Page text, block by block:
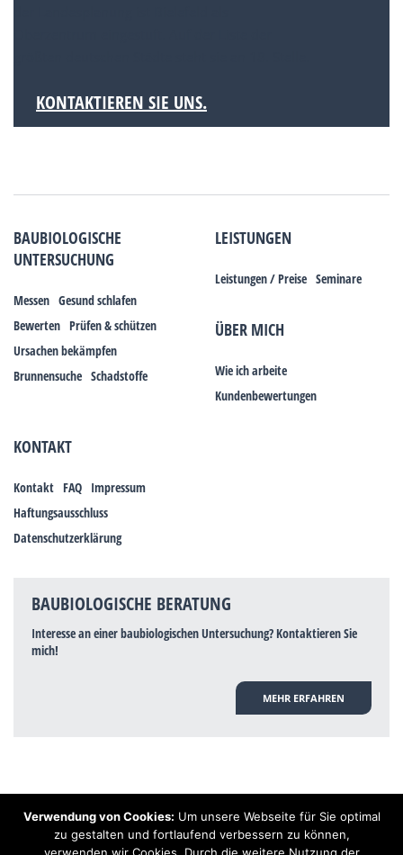
KONTAKTIEREN SIE UNS.
BAUBIOLOGISCHE
UNTERSUCHUNG
Messen Gesund schlafen
Bewerten Prüfen & schützen
Ursachen bekämpfen
Brunnensuche Schadstoffe
LEISTUNGEN
Leistungen / Preise Seminare
ÜBER MICH
Wie ich arbeite
Kundenbewertungen
KONTAKT
Kontakt FAQ Impressum
Haftungsausschluss
Datenschutzerklärung
BAUBIOLOGISCHE BERATUNG
Interesse an einer baubiologischen Untersuchung? Kontaktieren Sie
mich!
MEHR ERFAHREN
Hinweis: Trotz zahlreicher Studien, die einen Zusammenhang zwischen
Elektrosmog und gesundheitlichen Problemen aufzeigen, ist es von der
Verwendung von Cookies: Um unsere Webseite für Sie optimal
zu gestalten und fortlaufend verbessern zu können,